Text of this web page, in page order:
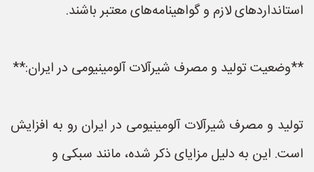
استانداردهای لازم و گواهینامه‌های معتبر باشند.
**وضعیت تولید و مصرف شیرآلات آلومینیومی در ایران:**
تولید و مصرف شیرآلات آلومینیومی در ایران رو به افزایش
است. این به دلیل مزایای ذکر شده، مانند سبکی و